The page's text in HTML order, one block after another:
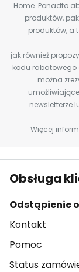
Home. Ponadto
produktów,
produktów, a
jak również
kodu rabatowego
można
newsletterze
Więcej
Obsługa
Odstąpienie
Kontakt
Pomoc
Status